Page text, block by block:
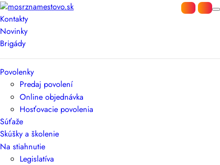
Kontakty
Novinky
Brigády
Povolenky
Predaj povolení
Online objednávka
Hosťovacie povolenia
Súťaže
Skúšky a školenie
Na stiahnutie
Legislatíva